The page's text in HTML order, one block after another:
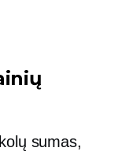
sumas,